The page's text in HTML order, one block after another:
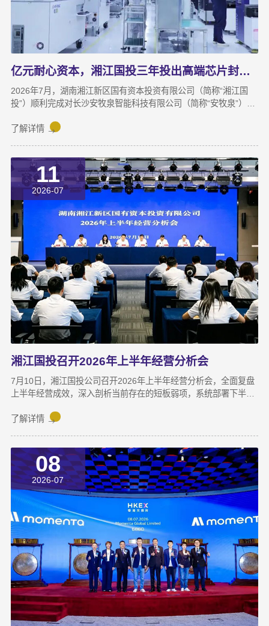
亿元耐心资本，湘江国投三年投出高端芯片封测“尖子生”
2026年7月，湖南湘江新区国有资本投资有限公司（简称“湘江国
投”）顺利完成对长沙安牧泉智能科技有限公司（简称“安牧泉”）
本依托旗下自主管理的3支产业基金，累计对安牧泉投资已达1亿
茂第一次走进安牧泉老厂区尽调时，印象最深的不是气派，而是
“挤”。产线布局非常小，设备排列极度紧凑，办公空间十分局促，
王茂回忆说：“当时厂区硬件条件，已难以匹配企业业务扩张需求。
了解详情
11
2026-07
湘江国投召开2026年上半年经营分析会
7月10日，湘江国投公司召开2026年上半年经营分析会，全面复盘
上半年经营成效，深入剖析当前存在的短板弱项，系统部署下半年
年。湘江集团党委副书记宋邦到会指导，湘江国投公司董事长龚国
了上半年业务拓展、指标完成及重点专项推进情况。领导班子成员
结合分管领域，交流工作思路与落实举措，进一步统一思想、凝聚
共识，为下半年协同作战夯实基础。龚国旺在总结讲话中指出，上
半年公司经营效益稳中有升，实现营收6358万元，同比增长
27.6%；利润总额达1.26亿元，同比增长82.8%。股权投资标的持
续向好，金融资产浮盈实现可持续增长，投资主业对公司整体盈利
能力的支撑作用进一步增强。基金业务进退有序，投退良性循环格
局初步形成；直投项目储备与落地扎实推进，资本招商取得实质进
展；湘江基金小镇二期克服连续雨季施工困难，顺利完成竣工验
收；数据运营、商业保理转型取得阶段性突破，科技成果转化服务
与大学生创新创业支持工作也正加速铺开，为后续增长注入新活
力。
了解详情
08
2026-07